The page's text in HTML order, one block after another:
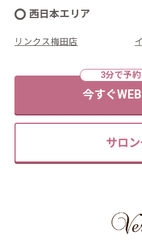
西日本エリア
リンクス梅田店
サロ
今すぐ